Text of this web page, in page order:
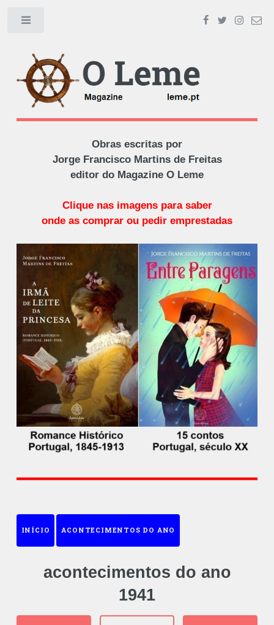
Obras escritas por
Jorge Francisco Martins de Freitas
editor do Magazine O Leme
Clique nas imagens para saber
onde as comprar ou pedir emprestadas
INÍCIO ACONTECIMENTOS DO ANO
acontecimentos do ano
1941